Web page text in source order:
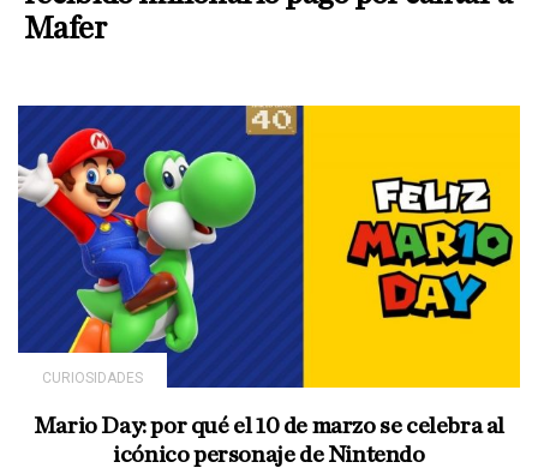
Mafer
CURIOSIDADES
Mario Day: por qué el 10 de marzo se celebra al
icónico personaje de Nintendo